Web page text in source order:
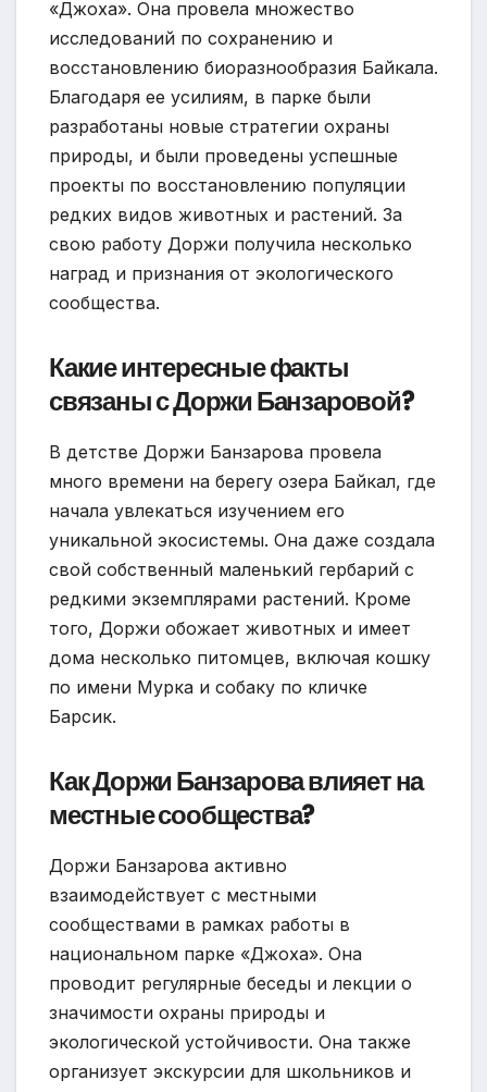
«Джоха». Она провела множество
исследований по сохранению и
восстановлению биоразнообразия Байкала.
Благодаря ее усилиям, в парке были
разработаны новые стратегии охраны
природы, и были проведены успешные
проекты по восстановлению популяции
редких видов животных и растений. За
свою работу Доржи получила несколько
наград и признания от экологического
сообщества.
Какие интересные факты
связаны с Доржи Банзаровой?
В детстве Доржи Банзарова провела
много времени на берегу озера Байкал, где
начала увлекаться изучением его
уникальной экосистемы. Она даже создала
свой собственный маленький гербарий с
редкими экземплярами растений. Кроме
того, Доржи обожает животных и имеет
дома несколько питомцев, включая кошку
по имени Мурка и собаку по кличке
Барсик.
Как Доржи Банзарова влияет на
местные сообщества?
Доржи Банзарова активно
взаимодействует с местными
сообществами в рамках работы в
национальном парке «Джоха». Она
проводит регулярные беседы и лекции о
значимости охраны природы и
экологической устойчивости. Она также
организует экскурсии для школьников и